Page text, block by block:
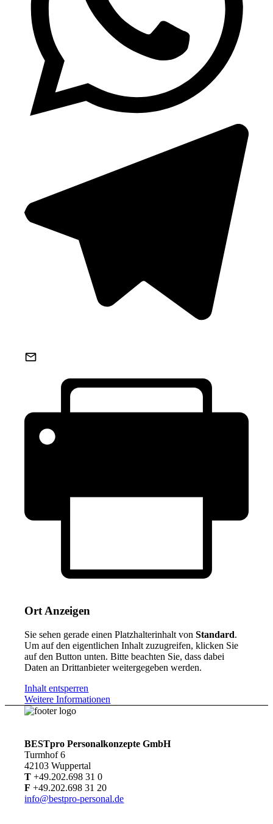
Ort Anzeigen
Sie sehen gerade einen Platzhalterinhalt vonStandard.
Um auf den eigentlichen Inhalt zuzugreifen, klicken Sie
auf den Button unten. Bitte beachten Sie, dass dabei
Daten an Drittanbieter weitergegeben werden.
Inhalt entsperren
Weitere Informationen
BESTpro Personalkonzepte GmbH
Turmhof 6
42103 Wuppertal
T +49.202.698 31 0
F +49.202.698 31 20
info@bestpro-personal.de